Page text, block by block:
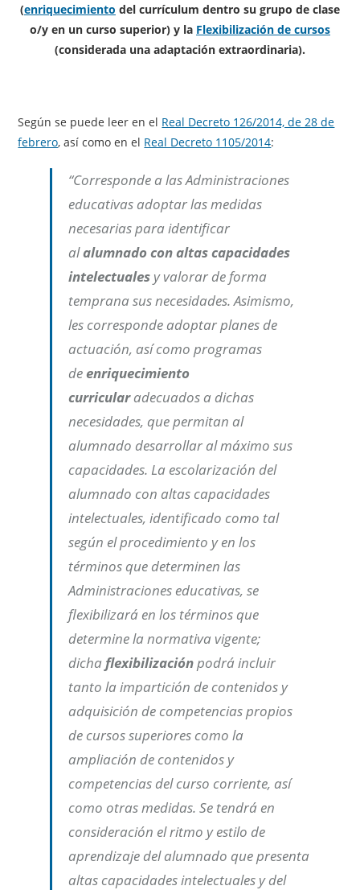
(enriquecimiento del currículum dentro su grupo de clase
o/y en un curso superior) y la Flexibilización de cursos
(considerada una adaptación extraordinaria).
Según se puede leer en el Real Decreto 126/2014, de 28 de
febrero, así como en el Real Decreto 1105/2014:
“Corresponde a las Administraciones
educativas adoptar las medidas
necesarias para identificar
alalumnado con altas capacidades
intelectuales y valorar de forma
temprana sus necesidades. Asimismo,
les corresponde adoptar planes de
actuación, así como programas
deenriquecimiento
curricularadecuados a dichas
necesidades, que permitan al
alumnado desarrollar al máximo sus
capacidades. La escolarización del
alumnado con altas capacidades
intelectuales, identificado como tal
según el procedimiento y en los
términos que determinen las
Administraciones educativas, se
flexibilizará en los términos que
determine la normativa vigente;
dichaflexibilizaciónpodrá incluir
tanto la impartición de contenidos y
adquisición de competencias propios
de cursos superiores como la
ampliación de contenidos y
competencias del curso corriente, así
como otras medidas. Se tendrá en
consideración el ritmo y estilo de
aprendizaje del alumnado que presenta
altas capacidades intelectuales y del